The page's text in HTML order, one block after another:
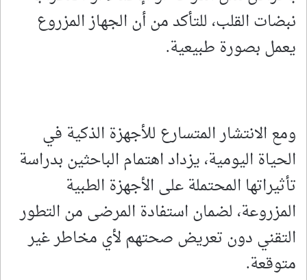
نبضات القلب، للتأكد من أن الجهاز المزروع
يعمل بصورة طبيعية.
ومع الانتشار المتسارع للأجهزة الذكية في
الحياة اليومية، يزداد اهتمام الباحثين بدراسة
تأثيراتها المحتملة على الأجهزة الطبية
المزروعة، لضمان استفادة المرضى من التطور
التقني دون تعريض صحتهم لأي مخاطر غير
متوقعة.